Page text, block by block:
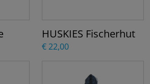
HUSKIES Fischerhut
€ 22,00